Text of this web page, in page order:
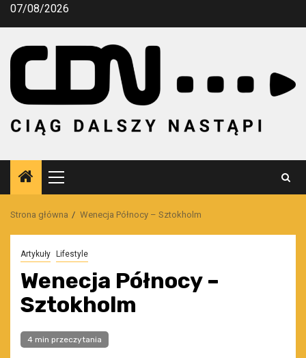
Przejdź
07/08/2026
Menu
główne
Strona główna Wenecja Północy – Sztokholm
Artykuły Lifestyle
Wenecja Północy –
Sztokholm
4 min przeczytania